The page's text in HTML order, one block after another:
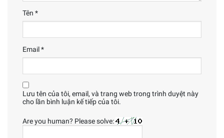
Tên *
Email*
Lưu tên của tôi, email, và trang web trong trình duyệt này
cho lần bình luận kế tiếp của tôi.
Are you human? Please solve: